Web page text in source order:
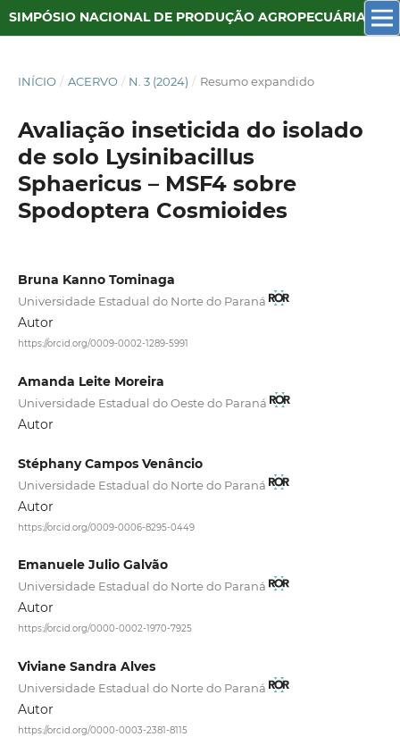
SIMPÓSIO NACIONAL DE PRODUÇÃO AGROPECUÁRIA SUSTENTÁVEL
INÍCIO / ACERVO / N. 3 (2024) / Resumo expandido
Avaliação inseticida do isolado
de solo Lysinibacillus
Sphaericus – MSF4 sobre
Spodoptera Cosmioides
Bruna Kanno Tominaga
Universidade Estadual do Norte do Paraná
Autor
https://orcid.org/0009-0002-1289-5991
Amanda Leite Moreira
Universidade Estadual do Oeste do Paraná
Autor
Stéphany Campos Venâncio
Universidade Estadual do Norte do Paraná
Autor
https://orcid.org/0009-0006-8295-0449
Emanuele Julio Galvão
Universidade Estadual do Norte do Paraná
Autor
https://orcid.org/0000-0002-1970-7925
Viviane Sandra Alves
Universidade Estadual do Norte do Paraná
Autor
https://orcid.org/0000-0003-2381-8115